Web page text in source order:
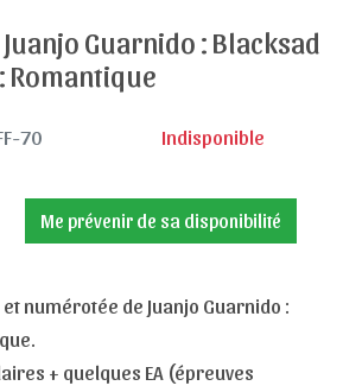
Guarnido : Blacksad
: Romantique
70 Indisponible
Me prévenir de sa disponibilité
numérotée de Juanjo Guarnido :
+ quelques EA (épreuves